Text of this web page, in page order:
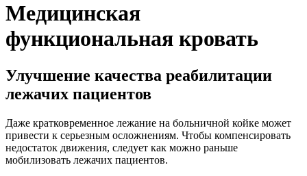
Медицинская
функциональная кровать
Улучшение качества реабилитации
лежачих пациентов
Даже кратковременное лежание на больничной койке может
привести к серьезным осложнениям. Чтобы компенсировать
недостаток движения, следует как можно раньше
мобилизовать лежачих пациентов.